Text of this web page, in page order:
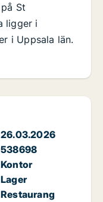
26.03.2026
538698
Kontor
Lager
Restaurang
St
ligger i
i Uppsala län.